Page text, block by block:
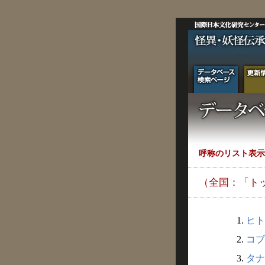
呼称のリスト表示
（全国：「
1. ヒ
2. コ
3. タ